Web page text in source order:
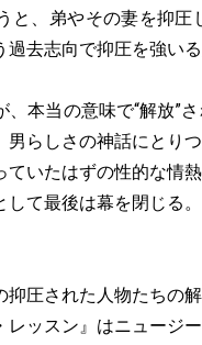
と、弟やその妻を抑
去志向で抑圧を強い
本当の意味で“解放”
らしさの神話にとり
ていたはずの性的な情
して最後は幕を閉じる
圧された人物たちの
レッスン』はニュージ